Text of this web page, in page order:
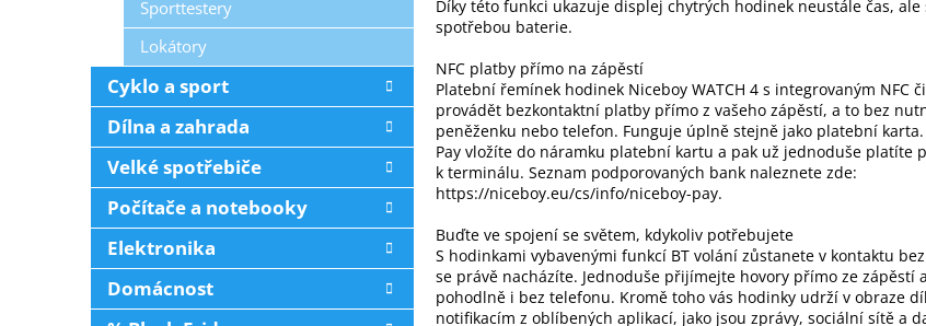
Sporttestery
Lokátory
Cyklo a sport
Dílna a zahrada
Velké spotřebiče
Počítače a notebooky
Elektronika
Domácnost
Díky této funkci ukazuje displej chytrých hodinek neustále čas,
spotřebou baterie.
NFC platby přímo na zápěstí
Platební řemínek hodinek Niceboy WATCH 4 s integrovaným NFC
provádět bezkontaktní platby přímo z vašeho zápěstí, a to bez
peněženku nebo telefon. Funguje úplně stejně jako platební
Pay vložíte do náramku platební kartu a pak už jednoduše platíte
k terminálu. Seznam podporovaných bank naleznete zde:
https://niceboy.eu/cs/info/niceboy-pay.
Buďte ve spojení se světem, kdykoliv potřebujete
S hodinkami vybavenými funkcí BT volání zůstanete v kontaktu
se právě nacházíte. Jednoduše přijímejte hovory přímo ze zápěstí
pohodlně i bez telefonu. Kromě toho vás hodinky udrží v obraze
notifikacím z oblíbených aplikací, jako jsou zprávy, sociální sítě a